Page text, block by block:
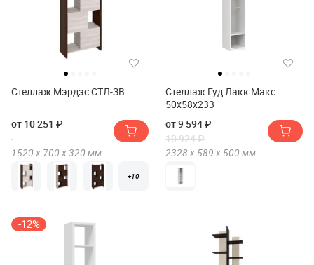
Стеллаж Мэрдэс СТЛ-ЗВ
от 10 251 ₽
1520 х 700 х320 мм
+10
Стеллаж Гуд Лакк Макс
50х58х233
от 9 594 ₽
10 924 ₽
2328 х 589 х 500 мм
-12%